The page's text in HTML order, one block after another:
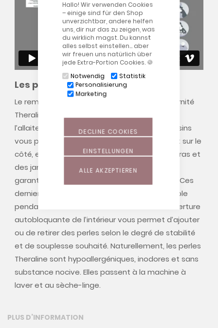
Hallo! Wir verwenden Cookies
– einige sind für den Shop
unverzichtbar, andere helfen
uns, dir nur das zu zeigen, was
du wirklich magst. Du kannst
alles selbst einstellen… aber
wir freuen uns natürlich über
jede Extra-Portion Cookies. 🍪
Notwendig
Statistik
Personalisierung
Marketing
ALLE AKZEPTIEREN
EINSTELLUNGEN
DECLINE COOKIES
Les perles de la gamme Theraline
Le remplissage unique des coussins de maternité
Theraline assure une relaxation totale lors de
l’allaitement. Pendant la grossesse, nos coussins
vous permettent de dormir confortablement sur le
côté, en assurant la stabilité du ventre, des bras et
des jambes. La quantité optimale de perles
garantit souplesse et flexibilité des coussins. Ces
derniers offrent par ailleurs un soutien agréable
pendant le sommeil et l’allaitement. Une ouverture
autobloquante de l’intérieur vous permet d’ajouter
ou de retirer des perles selon le degré de stabilité
et de souplesse souhaité. Naturellement, les perles
Theraline sont hypoallergéniques, inodores et sans
substance nocive. Elles passent à la machine à
laver et au sèche-linge.
PLUS D’INFORMATION